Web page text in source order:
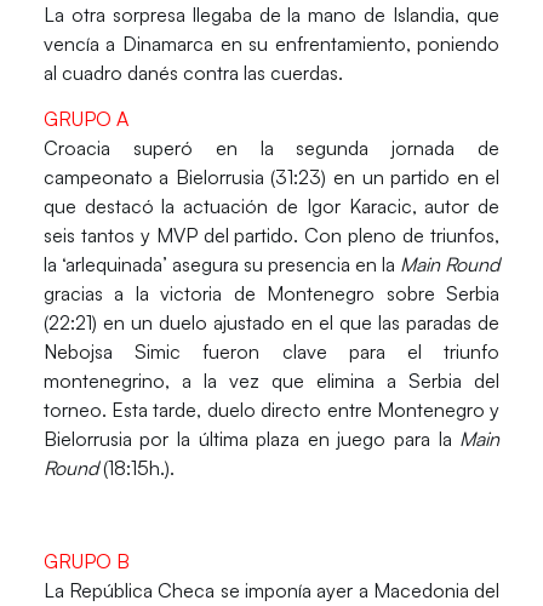
La otra sorpresa llegaba de la mano de Islandia, que
vencía a Dinamarca en su enfrentamiento, poniendo
al cuadro danés contra las cuerdas.
GRUPO A
Croacia superó en la segunda jornada de
campeonato a Bielorrusia (31:23) en un partido en el
que destacó la actuación de Igor Karacic, autor de
seis tantos y MVP del partido. Con pleno de triunfos,
la ‘arlequinada’ asegura su presencia en la Main Round
gracias a la victoria de Montenegro sobreSerbia
(22:21) en un duelo ajustado en el que las paradas de
Nebojsa Simic fueron clave para el triunfo
montenegrino, a la vez que elimina a Serbia del
torneo. Esta tarde, duelo directo entre Montenegro y
Bielorrusia por la última plaza en juego para la Main
Round(18:15h.).
GRUPO B
La República Checa se imponía ayer a Macedonia del